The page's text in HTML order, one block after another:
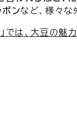
ボンなど、様々な
」では、大豆の魅